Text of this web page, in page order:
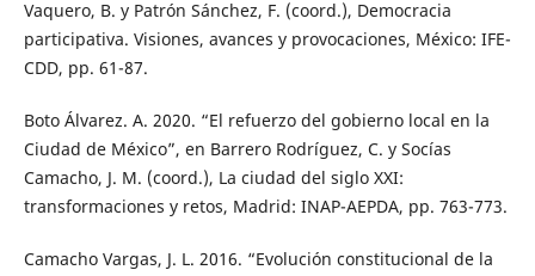
Vaquero, B. y Patrón Sánchez, F. (coord.), Democracia
participativa. Visiones, avances y provocaciones, México: IFE-
CDD, pp. 61-87.
Boto Álvarez. A. 2020. “El refuerzo del gobierno local en la
Ciudad de México”, en Barrero Rodríguez, C. y Socías
Camacho, J. M. (coord.), La ciudad del siglo XXI:
transformaciones y retos, Madrid: INAP-AEPDA, pp. 763-773.
Camacho Vargas, J. L. 2016. “Evolución constitucional de la